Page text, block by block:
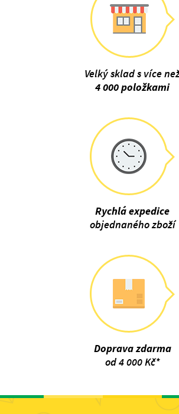
Velký sklad s více
4 000 položkami
Rychlá expedice
objednaného zboží
Doprava zdarma
od 4 000 Kč*